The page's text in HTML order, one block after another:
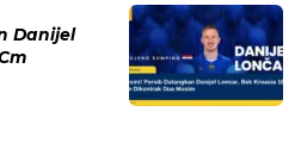
Danijel